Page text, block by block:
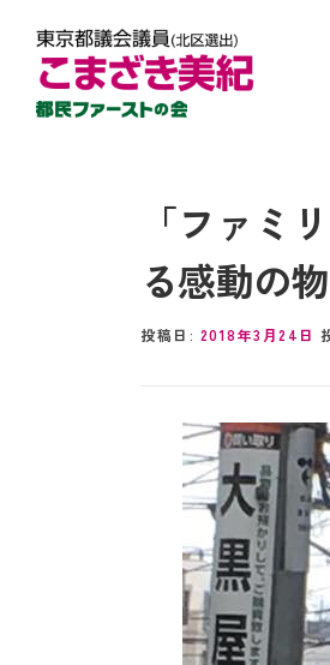
「ファミ
る感動の
投稿日: 2018年3月24日